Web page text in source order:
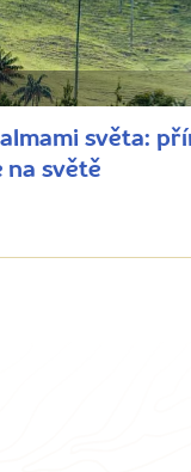
světa:
na světě